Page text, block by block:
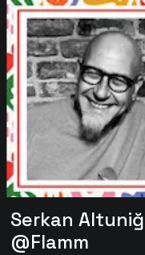
Serkan
@Flamm